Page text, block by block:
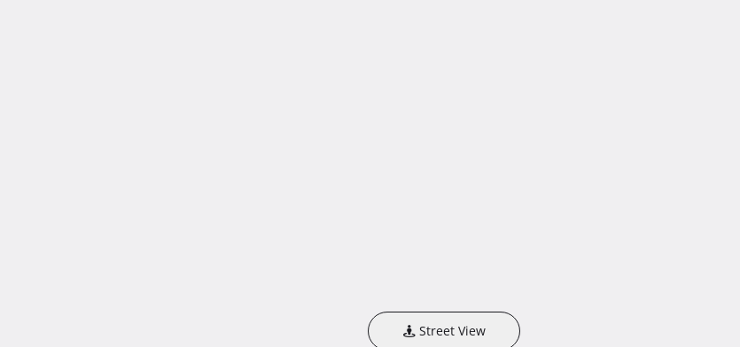
Street View